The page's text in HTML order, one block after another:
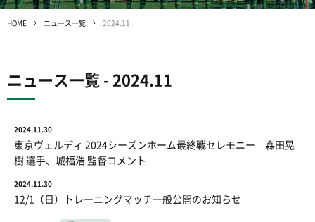
HOME ニュース一覧 2024.11
ニュース一覧 - 2024.11
2024.11.30
東京ヴェルディ 2024シーズンホーム最終戦セレモニー 森田晃
樹 選手、城福浩 監督コメント
2024.11.30
12/1（日）トレーニングマッチ一般公開のお知らせ